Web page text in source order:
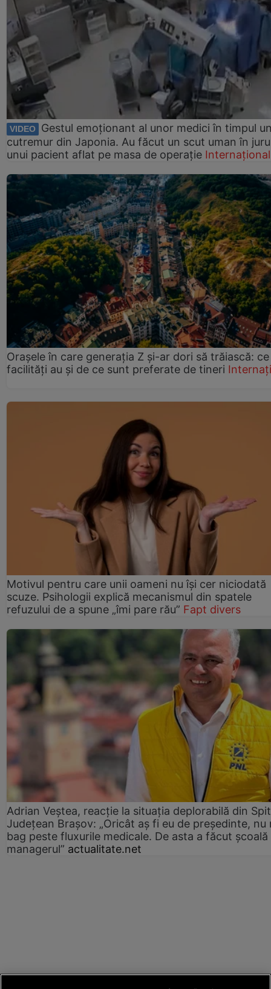
VIDEO
Gestul emoționant al unor medici în timpul
cutremur din Japonia. Au făcut un scut uman în
unui pacient aflat pe masa de operație Internațional
Orașele în care generația Z și-ar dori să trăiască: ce
facilități au și de ce sunt preferate de tineri
Motivul pentru care unii oameni nu își cer niciodată
scuze. Psihologii explică mecanismul din spatele
refuzului de a spune „îmi pare rău” Fapt divers
Adrian Veștea, reacție la situația deplorabilă din
Județean Brașov: „Oricât aș fi eu de președinte, nu
bag peste fluxurile medicale. De asta a făcut școală
managerul” actualitate.net